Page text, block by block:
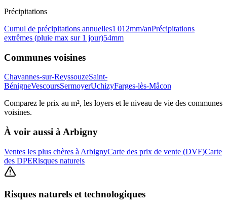
Précipitations
Cumul de précipitations annuelles1 012mm/anPrécipitations
extrêmes (pluie max sur 1 jour)54mm
Communes voisines
Chavannes-sur-ReyssouzeSaint-
BénigneVescoursSermoyerUchizyFarges-lès-Mâcon
Comparez le prix au m², les loyers et le niveau de vie des communes
voisines.
À voir aussi à Arbigny
Ventes les plus chères à ArbignyCarte des prix de vente (DVF)Carte
des DPERisques naturels
Risques naturels et technologiques